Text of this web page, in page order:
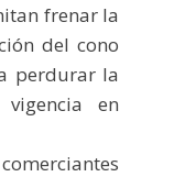
frenar la
del cono
perdurar la
en